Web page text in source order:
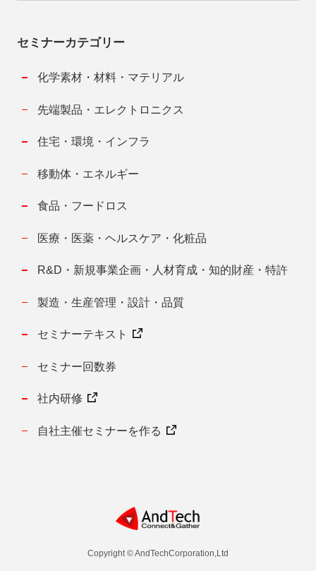
セミナーカテゴリー
化学素材・材料・マテリアル
先端製品・エレクトロニクス
住宅・環境・インフラ
移動体・エネルギー
食品・フードロス
医療・医薬・ヘルスケア・化粧品
R&D・新規事業企画・人材育成・知的財産・特許
製造・生産管理・設計・品質
セミナーテキスト
セミナー回数券
社内研修
自社主催セミナーを作る
Copyright © AndTechCorporation,Ltd